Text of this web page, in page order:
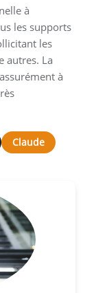
à
les supports
les
autres. La
à
Claude